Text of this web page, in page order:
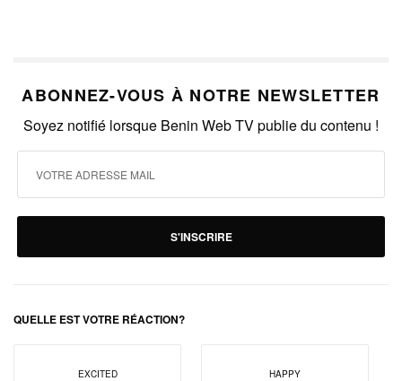
ABONNEZ-VOUS À NOTRE NEWSLETTER
Soyez notifié lorsque Benin Web TV publie du contenu !
S'INSCRIRE
QUELLE EST VOTRE RÉACTION?
EXCITED HAPPY